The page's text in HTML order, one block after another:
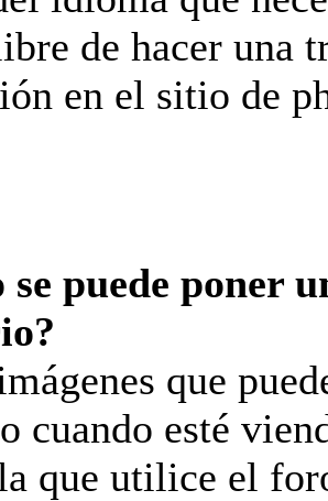
de hacer una
en el sitio de
se puede poner
que
cuando esté
que utilice el